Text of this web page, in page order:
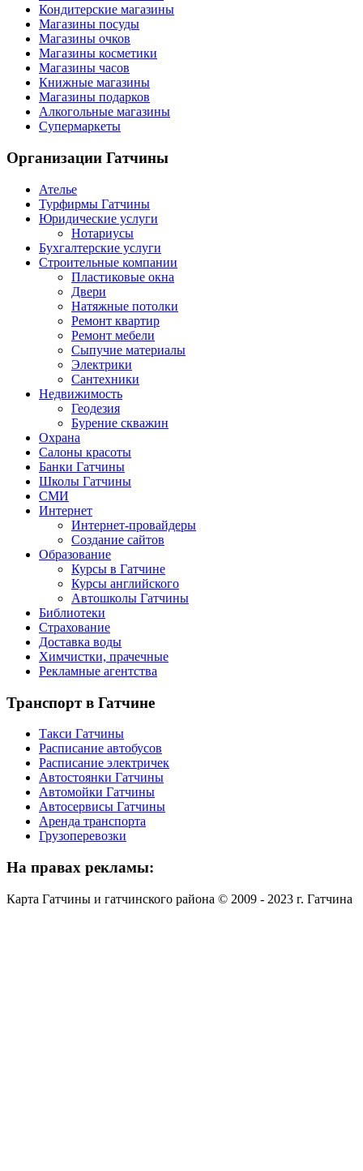
Кондитерские магазины
Магазины посуды
Магазины очков
Магазины косметики
Магазины часов
Книжные магазины
Магазины подарков
Алкогольные магазины
Супермаркеты
Организации Гатчины
Ателье
Турфирмы Гатчины
Юридические услуги
Нотариусы
Бухгалтерские услуги
Строительные компании
Пластиковые окна
Двери
Натяжные потолки
Ремонт квартир
Ремонт мебели
Сыпучие материалы
Электрики
Сантехники
Недвижимость
Геодезия
Бурение скважин
Охрана
Салоны красоты
Банки Гатчины
Школы Гатчины
СМИ
Интернет
Интернет-провайдеры
Создание сайтов
Образование
Курсы в Гатчине
Курсы английского
Автошколы Гатчины
Библиотеки
Страхование
Доставка воды
Химчистки, прачечные
Рекламные агентства
Транспортв Гатчине
Такси Гатчины
Расписание автобусов
Расписание электричек
Автостоянки Гатчины
Автомойки Гатчины
Автосервисы Гатчины
Аренда транспорта
Грузоперевозки
На правах рекламы:
Карта Гатчины и гатчинского района © 2009 - 2023 г. Гатчина